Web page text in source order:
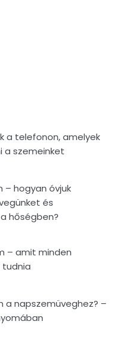
a telefonon, amelyek
a szemeinket
– hogyan óvjuk
és
hőségben?
– amit minden
a napszemüveghez? –